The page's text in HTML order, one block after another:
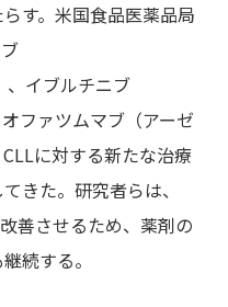
す。米国食品医薬品局
、イブルチニブ
ファツムマブ（アーゼ
に対する新たな治療
きた。研究者らは、
善させるため、薬剤の
続する。